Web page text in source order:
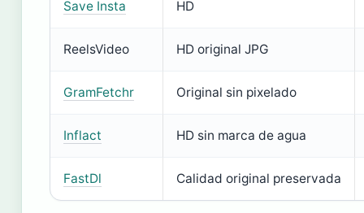
Save Insta HD
ReelsVideo HD original JPG
GramFetchr Original sin pixelado
Inflact HD sin marca de agua
FastDl Calidad original preservada